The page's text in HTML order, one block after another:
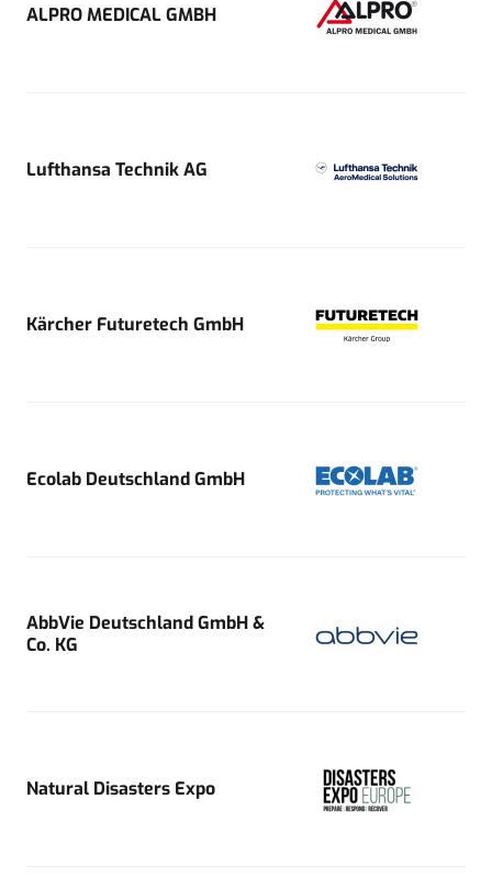
ALPRO MEDICAL GMBH
Lufthansa Technik AG
Kärcher Futuretech GmbH
Ecolab Deutschland GmbH
AbbVie Deutschland GmbH &
Co. KG
Natural Disasters Expo